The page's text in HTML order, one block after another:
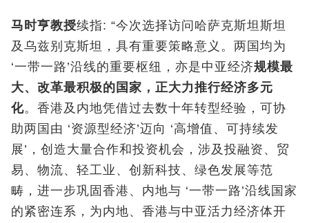
马时亨教授续指: “今次选择访问哈萨克斯坦斯坦
及乌兹别克斯坦，具有重要策略意义。两国均为
‘一带一路’沿线的重要枢纽，亦是中亚经济规模最
大、改革最积极的国家，正大力推行经济多元
化。香港及内地凭借过去数十年转型经验，可协
助两国由 ‘资源型经济’迈向 ‘高增值、可持续发
展’，创造大量合作和投资机会，涉及投融资、贸
易、物流、轻工业、创新科技、绿色发展等范
畴，进一步巩固香港、内地与 ‘一带一路’沿线国家
的紧密连系，为内地、香港与中亚活力经济体开